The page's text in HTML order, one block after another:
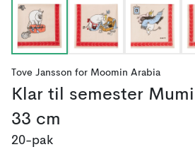
Tove Jansson for Moomin Arabia
Klar til semester
33 cm
20-pak